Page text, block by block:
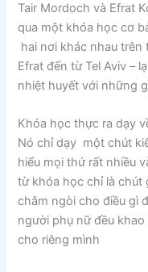
Tair Mordoch và Efrat
qua một khóa học cơ
hai nơi khác nhau trên
Efrat đến từ Tel Aviv –
nhiệt huyết với những
Khóa học thực ra dạy
Nó chỉ dạy một chút
hiểu mọi thứ rất nhiều
từ khóa học chỉ là chút
châm ngòi cho điều gì
người phụ nữ đều
cho riêng mình